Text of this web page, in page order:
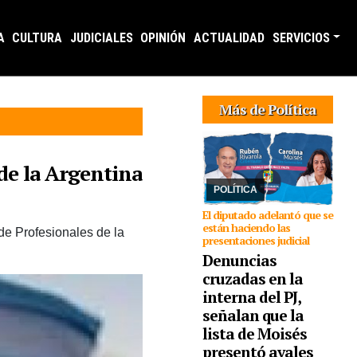
CULTURA JUDICIALES OPINIÓN ACTUALIDAD SERVICIOS
la Argentina
Profesionales de la
Más de Política
POLÍTICA
El diputado adelantó que se
están haciendo las
presentaciones judicial
Denuncias
cruzadas en la
interna del PJ,
señalan que la
lista de Moisés
presentó avales
conferencia de prensa,
Rubén Rivarola trató a
“delincuente” y señaló
que en una reunión que
mantuvo Jenefes y ella,
Moisés le adv ...
06/08/2026 Frenar la